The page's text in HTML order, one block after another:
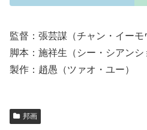
監督：張芸謀（チャン・イーモ
脚本：施祥生（シー・シアンシ
製作：趙愚（ツァオ・ユー）
邦画